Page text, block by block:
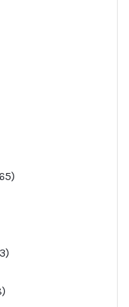
produkter
produkter
produkter